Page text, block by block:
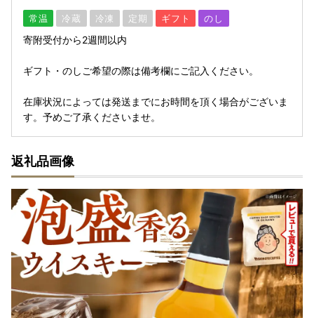
常温 冷蔵 冷凍 定期 ギフト のし
寄附受付から2週間以内
ギフト・のしご希望の際は備考欄にご記入ください。
在庫状況によっては発送までにお時間を頂く場合がございま
す。予めご了承くださいませ。
返礼品画像